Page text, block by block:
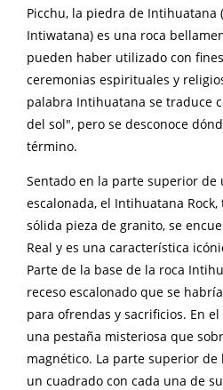
Picchu, la piedra de
Intiwatana) es una roca
pueden haber utilizado con
ceremonias espirituales y
palabra Intihuatana se traduce
del sol", pero se desconoce
término.
Sentado en la parte superior
escalonada, el Intihuatana
sólida pieza de granito, se
Real y es una característica
Parte de la base de la roca
receso escalonado que se
para ofrendas y sacrificios. En
una pestaña misteriosa que
magnético. La parte superior de
un cuadrado con cada una de